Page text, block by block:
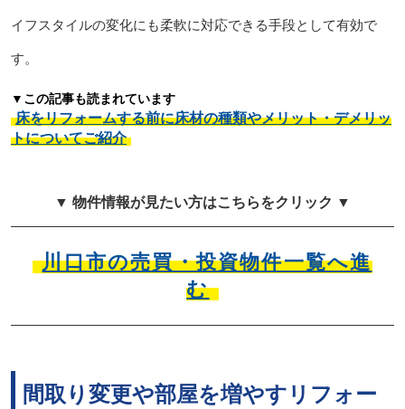
イフスタイルの変化にも柔軟に対応できる手段として有効で
す。
▼この記事も読まれています
床をリフォームする前に床材の種類やメリット・デメリッ
トについてご紹介
▼ 物件情報が見たい方はこちらをクリック ▼
川口市の売買・投資物件一覧へ進
む
間取り変更や部屋を増やすリフォー